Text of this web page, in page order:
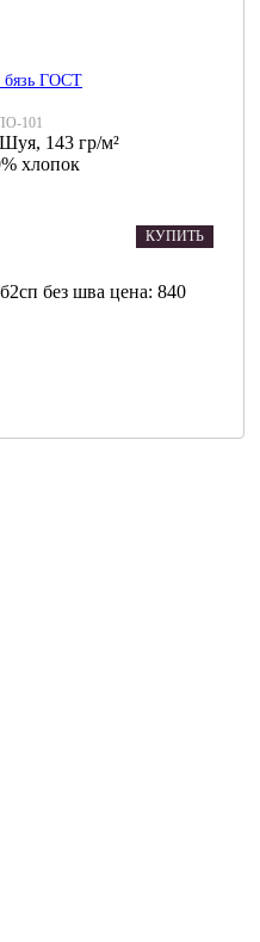
бязь ГОСТ
101
143 гр/м²
хлопок
КУПИТЬ
2сп без шва цена: 840